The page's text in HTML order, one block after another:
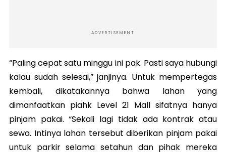
ADVERTISEMENT
“Paling cepat satu minggu ini pak. Pasti saya hubungi
kalau sudah selesai,” janjinya. Untuk mempertegas
kembali, dikatakannya bahwa lahan yang
dimanfaatkan piahk Level 21 Mall sifatnya hanya
pinjam pakai. “Sekali lagi tidak ada kontrak atau
sewa. Intinya lahan tersebut diberikan pinjam pakai
untuk parkir selama setahun dan pihak mereka